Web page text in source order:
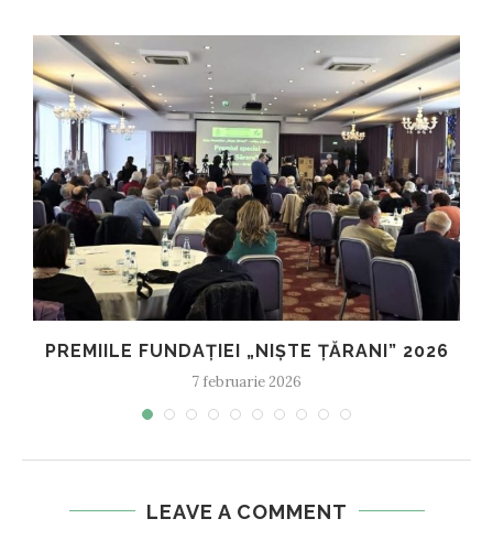
PREMIILE FUNDAȚIEI „NIȘTE ȚĂRANI” 2026
7 februarie 2026
LEAVE A COMMENT